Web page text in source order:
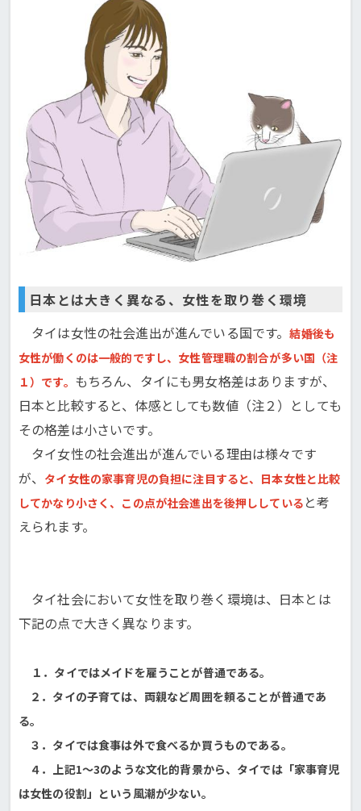
日本とは大きく異なる、女性を取り巻く環境
タイは女性の社会進出が進んでいる国です。結婚後も
女性が働くのは一般的ですし、女性管理職の割合が多い国（注
１）です。 もちろん、タイにも男女格差はありますが、
日本と比較すると、体感としても数値（注２）としても
その格差は小さいです。
タイ女性の社会進出が進んでいる理由は様々です
が、 タイ女性の家事育児の負担に注目すると、日本女性と比較
してかなり小さく、この点が社会進出を後押ししている と考
えられます。
タイ社会において女性を取り巻く環境は、日本とは
下記の点で大きく異なります。
１．タイではメイドを雇うことが普通である。
２．タイの子育ては、両親など周囲を頼ることが普通であ
る。
３．タイでは食事は外で食べるか買うものである。
４．上記1～3のような文化的背景から、タイでは「家事育児
は女性の役割」という風潮が少ない。